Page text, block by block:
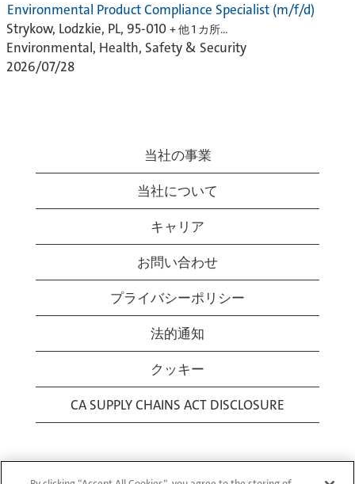
Environmental Product Compliance Specialist (m/f/d)
Strykow, Lodzkie, PL, 95-010 + 他 1 カ所…
Environmental, Health, Safety & Security
2026/07/28
当社の事業
当社について
キャリア
お問い合わせ
プライバシーポリシー
法的通知
クッキー
CA SUPPLY CHAINS ACT DISCLOSURE